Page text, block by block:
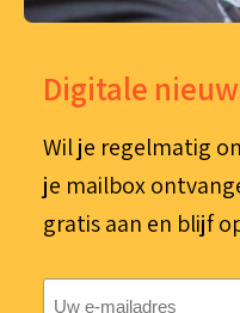
Digitale
Wil je regelmatig
je mailbox
gratis aan en blijf